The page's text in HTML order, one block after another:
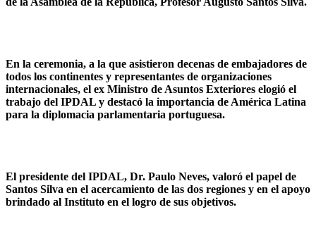
En la ceremonia, a la que asistieron decenas de embajadores de
todos los continentes y representantes de organizaciones
internacionales, el ex Ministro de Asuntos Exteriores elogió el
trabajo del IPDAL y destacó la importancia de América Latina
para la diplomacia parlamentaria portuguesa.
El presidente del IPDAL, Dr. Paulo Neves, valoró el papel de
Santos Silva en el acercamiento de las dos regiones y en el apoyo
brindado al Instituto en el logro de sus objetivos.